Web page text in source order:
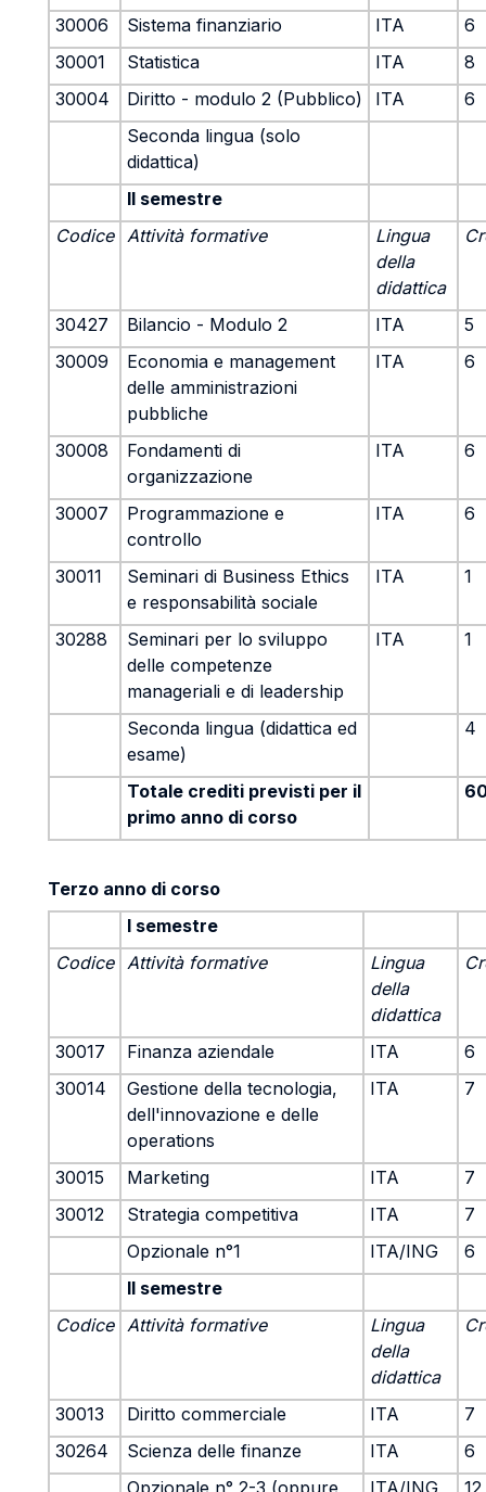
30006
Sistema finanziario ITA
6
30001
Statistica ITA
8
30004
Diritto - modulo 2 (Pubblico) ITA
6
Seconda lingua (solo
didattica)
II semestre
Codice Attività formative
Lingua
della
didattica
30427 Bilancio - Modulo 2 ITA
5
30009
Economia e management
delle amministrazioni
pubbliche
ITA 6
30008
Fondamenti di
organizzazione
ITA 6
30007
Programmazione e
controllo
ITA 6
30011
Seminari di Business Ethics
e responsabilità sociale
ITA 1
30288
Seminari per lo sviluppo
delle competenze
manageriali e di leadership
ITA 1
Seconda lingua (didattica ed
esame)
4
Totale crediti previsti per il
primo anno di corso
Terzo anno di corso
I semestre
Codice Attività formative
Lingua
della
didattica
30017 Finanza aziendale ITA
6
30014
Gestione della tecnologia,
dell'innovazione e delle
operations
ITA 7
30015 Marketing ITA
7
30012
Strategia competitiva ITA
7
Opzionale n°1
ITA/ING
6
II semestre
Codice Attività formative
Lingua
della
didattica
30013 Diritto commerciale ITA
7
30264
Scienza delle finanze ITA
6
Opzionale n° 2-3 (oppure
ITA/ING 12